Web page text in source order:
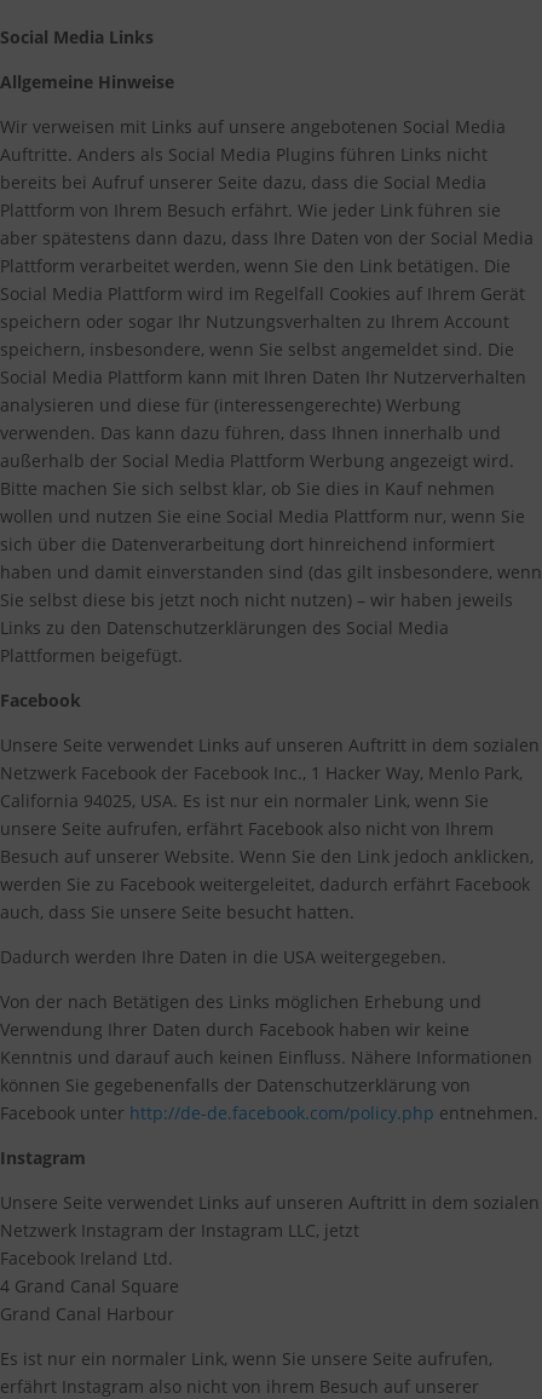
Social Media Links
Allgemeine Hinweise
Wir verweisen mit Links auf unsere angebotenen Social Media
Auftritte. Anders als Social Media Plugins führen Links nicht
bereits bei Aufruf unserer Seite dazu, dass die Social Media
Plattform von Ihrem Besuch erfährt. Wie jeder Link führen sie
aber spätestens dann dazu, dass Ihre Daten von der Social Media
Plattform verarbeitet werden, wenn Sie den Link betätigen. Die
Social Media Plattform wird im Regelfall Cookies auf Ihrem Gerät
speichern oder sogar Ihr Nutzungsverhalten zu Ihrem Account
speichern, insbesondere, wenn Sie selbst angemeldet sind. Die
Social Media Plattform kann mit Ihren Daten Ihr Nutzerverhalten
analysieren und diese für (interessengerechte) Werbung
verwenden. Das kann dazu führen, dass Ihnen innerhalb und
außerhalb der Social Media Plattform Werbung angezeigt wird.
Bitte machen Sie sich selbst klar, ob Sie dies in Kauf nehmen
wollen und nutzen Sie eine Social Media Plattform nur, wenn Sie
sich über die Datenverarbeitung dort hinreichend informiert
haben und damit einverstanden sind (das gilt insbesondere, wenn
Sie selbst diese bis jetzt noch nicht nutzen) – wir haben jeweils
Links zu den Datenschutzerklärungen des Social Media
Plattformen beigefügt.
Facebook
Unsere Seite verwendet Links auf unseren Auftritt in dem sozialen
Netzwerk Facebook der Facebook Inc., 1 Hacker Way, Menlo Park,
California 94025, USA. Es ist nur ein normaler Link, wenn Sie
unsere Seite aufrufen, erfährt Facebook also nicht von Ihrem
Besuch auf unserer Website. Wenn Sie den Link jedoch anklicken,
werden Sie zu Facebook weitergeleitet, dadurch erfährt Facebook
auch, dass Sie unsere Seite besucht hatten.
Dadurch werden Ihre Daten in die USA weitergegeben.
Von der nach Betätigen des Links möglichen Erhebung und
Verwendung Ihrer Daten durch Facebook haben wir keine
Kenntnis und darauf auch keinen Einfluss. Nähere Informationen
können Sie gegebenenfalls der Datenschutzerklärung von
Facebook unter http://de-de.facebook.com/policy.php entnehmen.
Instagram
Unsere Seite verwendet Links auf unseren Auftritt in dem sozialen
Netzwerk Instagram der Instagram LLC, jetzt
Facebook Ireland Ltd.
4 Grand Canal Square
Grand Canal Harbour
Es ist nur ein normaler Link, wenn Sie unsere Seite aufrufen,
erfährt Instagram also nicht von ihrem Besuch auf unserer